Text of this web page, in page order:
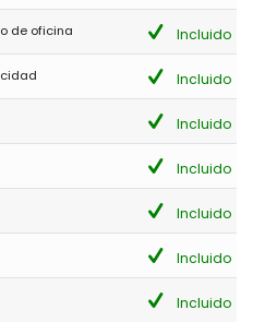
de oficina Incluido
Incluido
Incluido
Incluido
Incluido
Incluido
Incluido